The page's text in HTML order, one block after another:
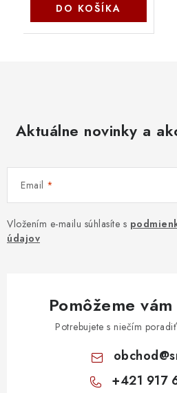
DO KOŠÍKA
Aktuálne novinky a
Email
Vložením e-mailu súhlasíte s
údajov
Pomôžeme
Potrebujete s niečím
obchod@
+421 917